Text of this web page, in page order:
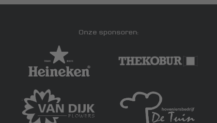
Onze sponsoren: